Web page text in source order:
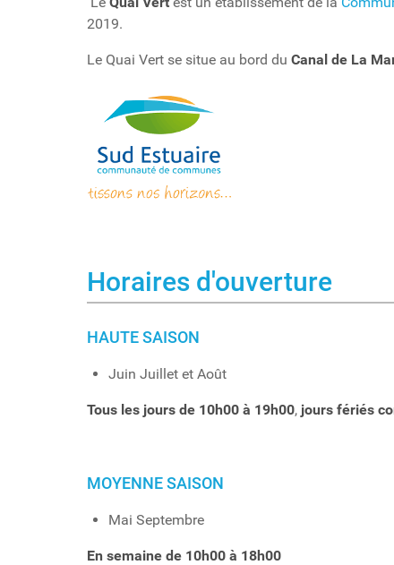
2019.
Le Quai Vert se situe au bord du Canal de La
Horaires d'ouverture
HAUTE SAISON
Juin Juillet et Août
Tous les jours de 10h00 à 19h00, jours fériés
MOYENNE SAISON
Mai Septembre
En semaine de 10h00 à 18h00